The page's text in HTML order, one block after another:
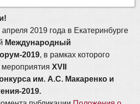
2019 года в Екатеринбурге
Международный
2019, в рамках которого
XVII
им. А.С. Макаренко и
2019.